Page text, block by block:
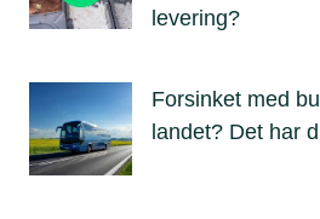
levering?
Forsinket med
landet? Det har